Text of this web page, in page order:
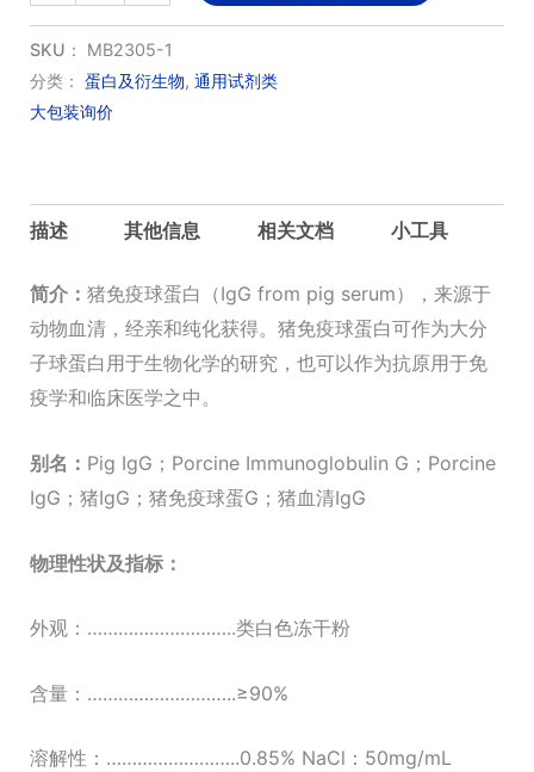
IgG
干
粉,
猪
球
白
数
量
SKU： MB2305-1
分类： 蛋白及衍生物, 通用试剂类
大包装询价
描述 其他信息 相关文档 小工具
简介： 猪免疫球蛋白（IgG from pig serum），来源于
动物血清，经亲和纯化获得。猪免疫球蛋白可作为大分
子球蛋白用于生物化学的研究，也可以作为抗原用于免
疫学和临床医学之中。
别名： Pig IgG；Porcine Immunoglobulin G；Porcine
IgG；猪IgG；猪免疫球蛋G；猪血清IgG
物理性状及指标：
外观：………………………..类白色冻干粉
含量：………………………..≥90%
溶解性：……………………..0.85% NaCl：50mg/mL